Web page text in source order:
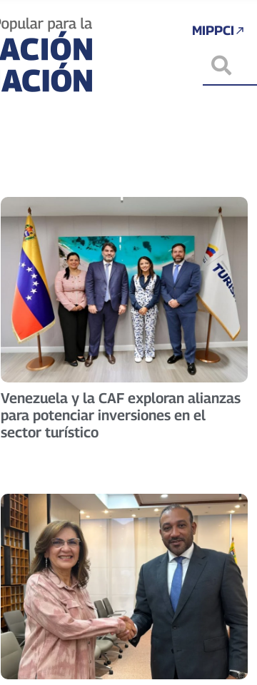
MIPPCI
Venezuela y la CAF exploran alianzas
para potenciar inversiones en el
sector turístico